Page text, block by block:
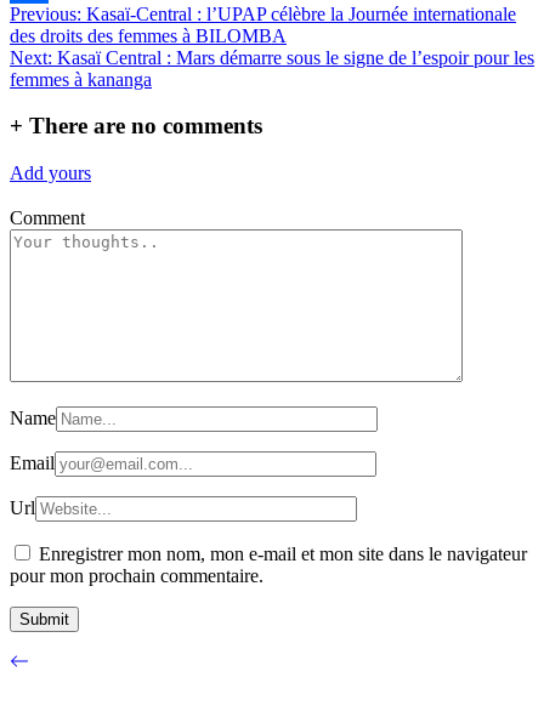
Partager
Navigation
de
l’article
Previous: Kasaï-Central : l’UPAP célèbre la Journée internationale
des droits des femmes à BILOMBA
Next: Kasaï Central : Mars démarre sous le signe de l’espoir pour les
femmes à kananga
+ There are no comments
Add yours
Comment
Name
Email
Url
Enregistrer mon nom, mon e-mail et mon site dans le navigateur
pour mon prochain commentaire.